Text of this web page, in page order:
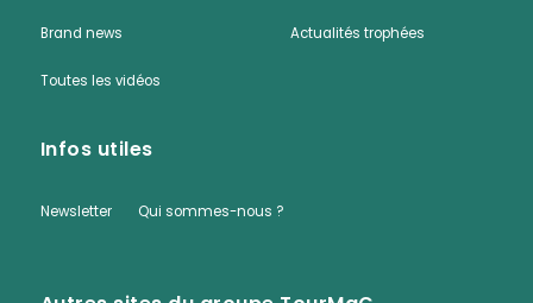
Infos utiles
Brand news
Toutes les vidéos
Actualités trophées
Newsletter Qui sommes-nous ?